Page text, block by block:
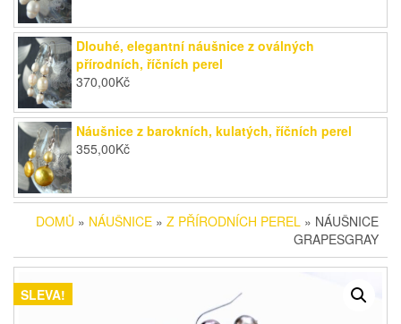
Dlouhé, elegantní náušnice z oválných
přírodních, říčních perel
370,00Kč
Náušnice z barokních, kulatých, říčních perel
355,00Kč
DOMŮ » NÁUŠNICE » Z PŘÍRODNÍCH PEREL » NÁUŠNICE
GRAPESGRAY
SLEVA!